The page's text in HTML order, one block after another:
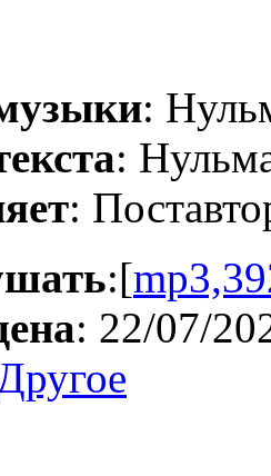
:
:
:
:[
: 22/07/